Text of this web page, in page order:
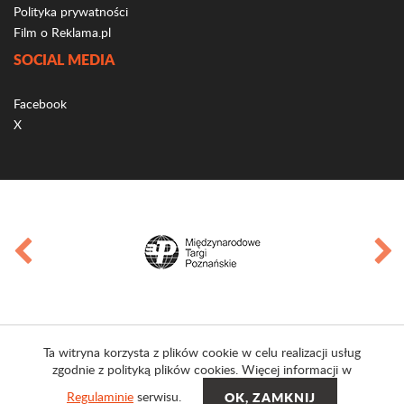
Polityka prywatności
Film o Reklama.pl
SOCIAL MEDIA
Facebook
X
Ta witryna korzysta z plików cookie w celu realizacji usług
zgodnie z polityką plików cookies. Więcej informacji w
Regulaminie serwisu.